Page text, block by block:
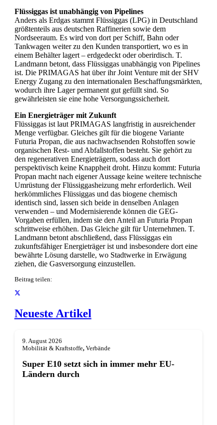
Flüssiggas ist unabhängig von Pipelines
Anders als Erdgas stammt Flüssiggas (LPG) in Deutschland
größtenteils aus deutschen Raffinerien sowie dem
Nordseeraum. Es wird von dort per Schiff, Bahn oder
Tankwagen weiter zu den Kunden transportiert, wo es in
einem Behälter lagert – erdgedeckt oder oberirdisch. T.
Landmann betont, dass Flüssiggas unabhängig von Pipelines
ist. Die PRIMAGAS hat über ihr Joint Venture mit der SHV
Energy Zugang zu den internationalen Beschaffungsmärkten,
wodurch ihre Lager permanent gut gefüllt sind. So
gewährleisten sie eine hohe Versorgungssicherheit.
Ein Energieträger mit Zukunft
Flüssiggas ist laut PRIMAGAS langfristig in ausreichender
Menge verfügbar. Gleiches gilt für die biogene Variante
Futuria Propan, die aus nachwachsenden Rohstoffen sowie
organischen Rest- und Abfallstoffen besteht. Sie gehört zu
den regenerativen Energieträgern, sodass auch dort
perspektivisch keine Knappheit droht. Hinzu kommt: Futuria
Propan macht nach eigener Aussage keine weitere technische
Umrüstung der Flüssiggasheizung mehr erforderlich. Weil
herkömmliches Flüssiggas und das biogene chemisch
identisch sind, lassen sich beide in denselben Anlagen
verwenden – und Modernisierende können die GEG-
Vorgaben erfüllen, indem sie den Anteil an Futuria Propan
schrittweise erhöhen. Das Gleiche gilt für Unternehmen. T.
Landmann betont abschließend, dass Flüssiggas ein
zukunftsfähiger Energieträger ist und insbesondere dort eine
bewährte Lösung darstelle, wo Stadtwerke in Erwägung
ziehen, die Gasversorgung einzustellen.
Beitrag teilen:
Neueste Artikel
9. August 2026
Mobilität & Kraftstoffe, Verbände
Super E10 setzt sich in immer mehr EU-
Ländern durch